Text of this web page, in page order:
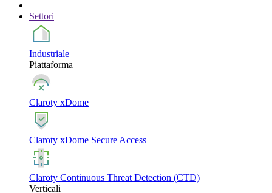
Settori
Industriale
Piattaforma
Claroty xDome
Claroty xDome Secure Access
Claroty Continuous Threat Detection (CTD)
Verticali